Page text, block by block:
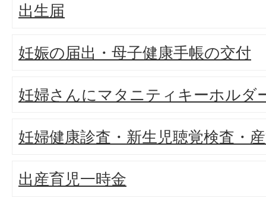
出生届
妊娠の届出・母子健康手帳の交付
妊婦さんにマタニティキーホルダ
妊婦健康診査・新生児聴覚検査・
出産育児一時金